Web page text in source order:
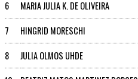
6
MARIA JULIA K. DE OLIVEIRA
7
HINGRID MORESCHI
8
JULIA OLMOS UHDE